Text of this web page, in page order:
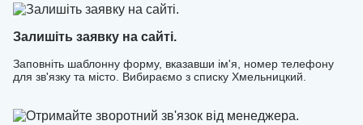
Залишіть заявку на сайті.
Заповніть шаблонну форму, вказавши ім'я, номер телефону
для зв'язку та місто. Вибираємо з списку Хмельницкий.